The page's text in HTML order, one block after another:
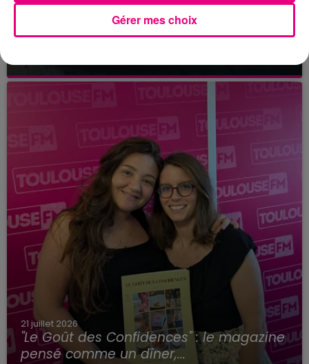
Affaire Jubillar : le procès en appel
21 juillet 2026
"Le Goût des Confidences" : le magazine
pensé comme un dîner,...
Gérer mes choix